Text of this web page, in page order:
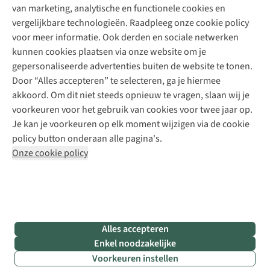
van marketing, analytische en functionele cookies en
vergelijkbare technologieën. Raadpleeg onze cookie policy
voor meer informatie. Ook derden en sociale netwerken
kunnen cookies plaatsen via onze website om je
gepersonaliseerde advertenties buiten de website te tonen.
Door “Alles accepteren” te selecteren, ga je hiermee
akkoord. Om dit niet steeds opnieuw te vragen, slaan wij je
voorkeuren voor het gebruik van cookies voor twee jaar op.
Je kan je voorkeuren op elk moment wijzigen via de cookie
policy button onderaan alle pagina's.
Onze cookie policy
Alles accepteren
Enkel noodzakelijke
Voorkeuren instellen
Kledingherstelling
Retouches
Voor bedrijven
Explore Camp
Gear Check
Inspiratie & advies
Meld je aan voor de nieuwsbrief
Follow us
Disclaimer Privacy Policy
Algemene voorwaarden
Cookie Policy